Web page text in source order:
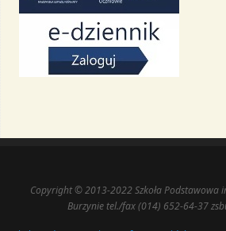
Copyright © 2013-2022 Szkoła Podstawowa
Burzynie tel./fax (014) 652-64-37